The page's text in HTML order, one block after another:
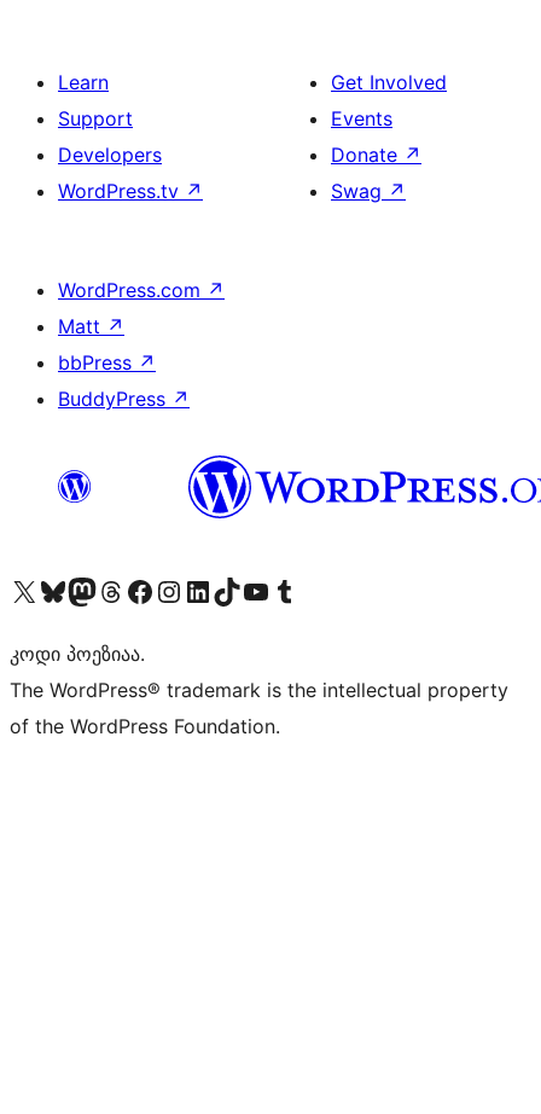
Learn
Support
Developers
WordPress.tv ↗
Get Involved
Events
Donate ↗
Swag ↗
WordPress.com ↗
Matt ↗
bbPress ↗
BuddyPress ↗
Visit our X (formerly Twitter) account
Visit our Bluesky account
Visit our Mastodon account
Visit our Threads account
Visit our Facebook page
Visit our Instagram account
Visit our LinkedIn account
Visit our TikTok account
Visit our YouTube channel
Visit our Tumblr account
კოდი პოეზიაა.
The WordPress® trademark is the intellectual property
of the WordPress Foundation.